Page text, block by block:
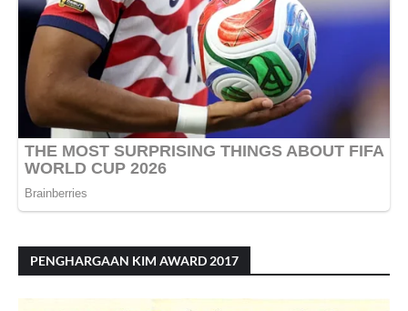
PENGHARGAAN KIM AWARD 2017